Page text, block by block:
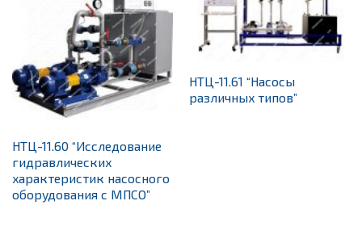
НТЦ-11.60 “Исследование
гидравлических
характеристик насосного
оборудования с МПСО”
НТЦ-11.61 “Насосы
различных типов”